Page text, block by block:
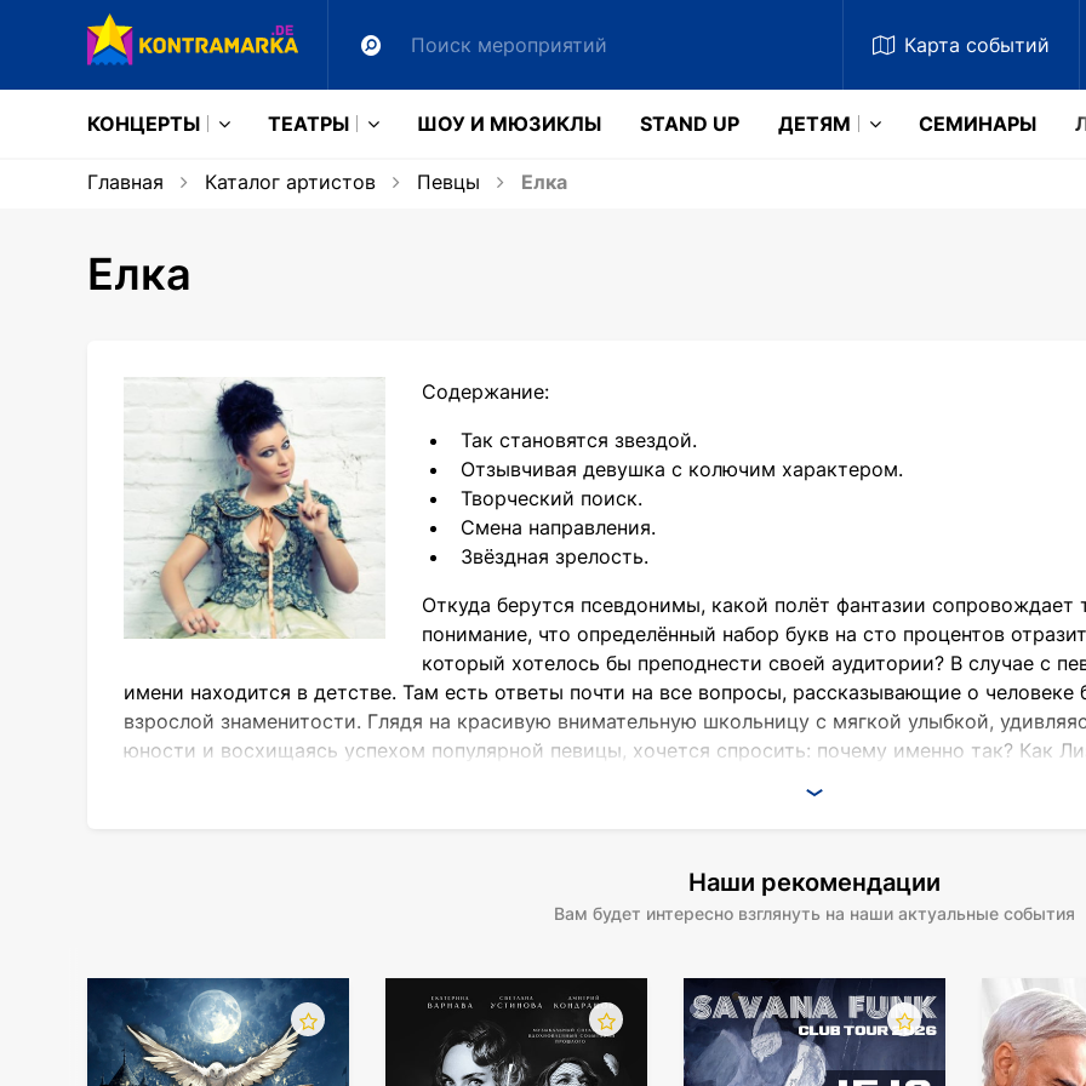
Карта событий
КОНЦЕРТЫ ТЕАТРЫ ШОУ И МЮЗИКЛЫ STAND UP ДЕТЯМ CЕМИНАРЫ
Главная Каталог артистов Певцы Елка
Елка
Содержание:
Так становятся звездой.
Отзывчивая девушка с колючим характером.
Творческий поиск.
Смена направления.
Звёздная зрелость.
Откуда берутся псевдонимы, какой полёт фантазии сопровождает
понимание, что определённый набор букв на сто процентов
который хотелось бы преподнести своей аудитории? В случае с
имени находится в детстве. Там есть ответы почти на все вопросы, рассказывающие о
взрослой знаменитости. Глядя на красивую внимательную школьницу с мягкой улыбкой,
юности и восхищаясь успехом популярной певицы, хочется спросить: почему именно так? Как
Жизненная история и творческая биография будущей звезды украинской и российской эстрады
Украина). Год рождения Елизаветы Иванцив (1982) приходится на период, когда большинство
Отзывчивая девушка с колючим характером
Юная Лиза старается быть в тренде: придерживается авангардного стиля, делает пирсинг,
Наши рекомендации
Вам будет интересно взглянуть на наши актуальные события